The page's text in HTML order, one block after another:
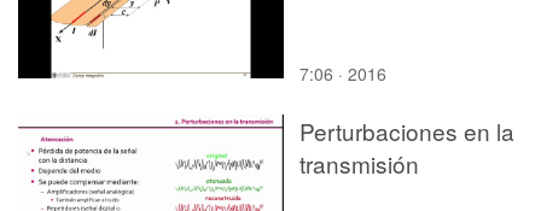
7:06 · 2016
Perturbaciones en la
transmisión